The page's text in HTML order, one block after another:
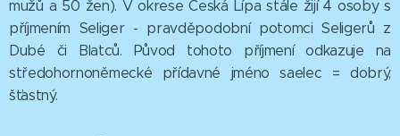
mužů a 50 žen). V okrese Česká Lípa stále žijí 4 osoby s
příjmením Seliger - pravděpodobní potomci Seligerů z
Dubé či Blatců. Původ tohoto příjmení odkazuje na
středohornoněmecké přídavné jméno saelec = dobrý,
šťastný.